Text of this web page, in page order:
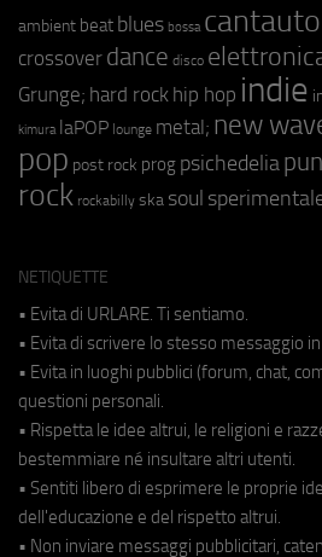
ambient beat blues bossa
crossover dance disco
Grunge; hard rock hip hop indie
kimura laPOP lounge metal; new
pop post rock prog psichedelia
rock rockabilly ska soul
NETIQUETTE
• Evita di URLARE. Ti sentiamo.
• Evita di scrivere lo stesso messaggio
• Evita in luoghi pubblici (forum, chat,
questioni personali.
• Rispetta le idee altrui, le religioni e
bestemmiare né insultare altri utenti.
• Sentiti libero di esprimere le proprie
dell'educazione e del rispetto altrui.
• Non inviare messaggi pubblicitari,